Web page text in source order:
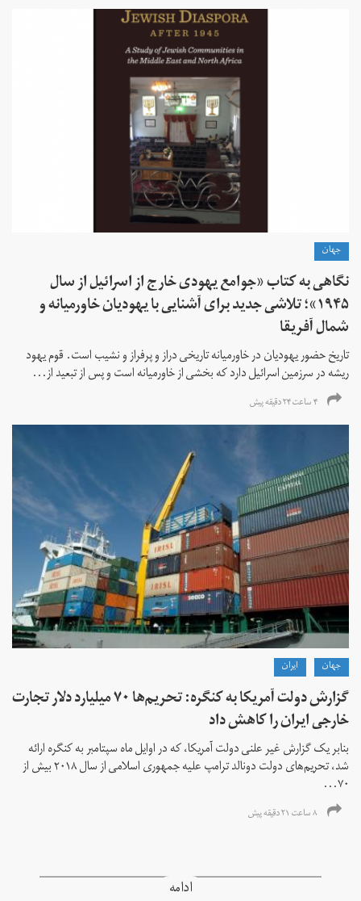
جهان
نگاهی به کتاب «جوامع یهودی خارج از اسرائیل از سال
۱۹۴۵»؛ تلاشی جدید برای آشنایی با یهودیان خاورمیانه و
شمال آفریقا
تاریخ حضور یهودیان در خاورمیانه تاریخی دراز و پرفراز و نشیب است. قوم یهود
ریشه در سرزمین اسرائیل دارد که بخشی از خاورمیانه است و پس از تبعید از...
۴ ساعت ۲۴ دقیقه پیش
جهان ايران
گزارش دولت آمریکا به کنگره: تحریم‌ها ۷۰ میلیارد دلار تجارت
خارجی ایران را کاهش داد
بنابر یک گزارش غیر علنی دولت آمریکا، که در اوایل ماه سپتامبر به کنگره ارائه
شد، تحریم‌های دولت دونالد ترامپ علیه جمهوری اسلامی از سال ۲۰۱۸ بیش از
۷۰...
۸ ساعت ۲۱ دقیقه پیش
ادامه